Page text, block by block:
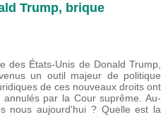
Trump, brique
des États-Unis de Donald Trump,
un outil majeur de politique
de ces nouveaux droits ont
par la Cour suprême. Au-
nous aujourd'hui ? Quelle est la